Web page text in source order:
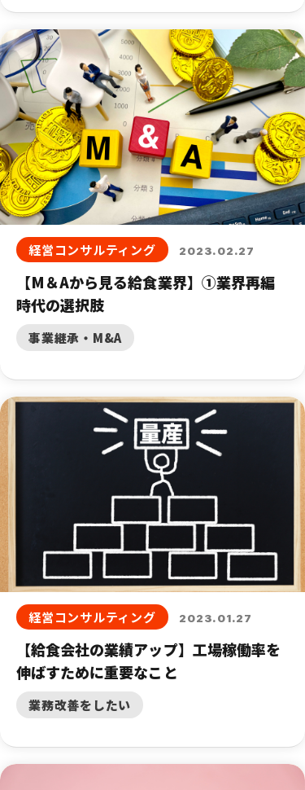
経営コンサルティング 2023.02.27
【М＆Aから見る給食業界】①業界再編
時代の選択肢
事業継承・M&A
経営コンサルティング 2023.01.27
【給食会社の業績アップ】工場稼働率を
伸ばすために重要なこと
業務改善をしたい